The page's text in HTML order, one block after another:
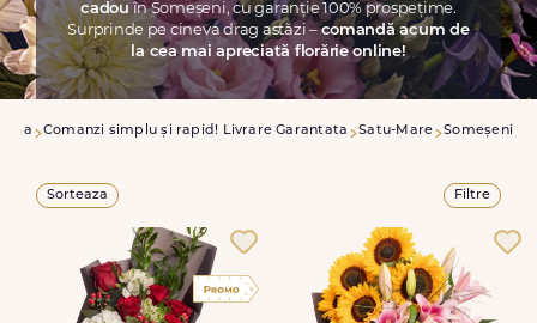
cadouîn Someșeni, cu garanție 100% prospețime.
Surprinde pe cineva drag astăzi –comandă acum de
la cea mai apreciată florărie online!
Comanzi simplu și rapid! Livrare Garantata Satu-Mare Someșeni
Sorteaza Filtre